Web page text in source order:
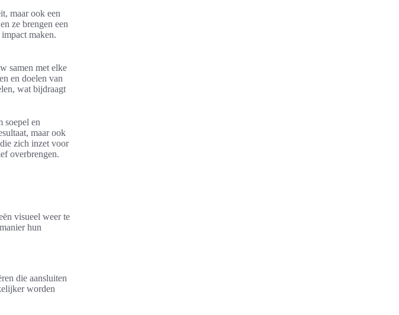
maar ook een
ze brengen een
maken.
samen met elke
en doelen van
wat bijdraagt
soepel en
maar ook
zich inzet voor
overbrengen.
visueel weer te
hun
die aansluiten
worden